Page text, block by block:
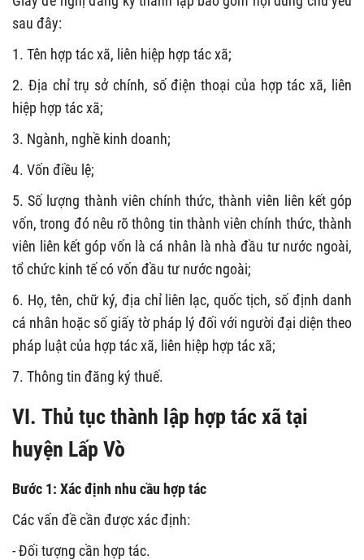
sau đây:
1. Tên hợp tác xã, liên hiệp hợp tác xã;
2. Địa chỉ trụ sở chính, số điện thoại của hợp tác xã, liên
hiệp hợp tác xã;
3. Ngành, nghề kinh doanh;
4. Vốn điều lệ;
5. Số lượng thành viên chính thức, thành viên liên kết góp
vốn, trong đó nêu rõ thông tin thành viên chính thức, thành
viên liên kết góp vốn là cá nhân là nhà đầu tư nước ngoài,
tổ chức kinh tế có vốn đầu tư nước ngoài;
6. Họ, tên, chữ ký, địa chỉ liên lạc, quốc tịch, số định danh
cá nhân hoặc số giấy tờ pháp lý đối với người đại diện theo
pháp luật của hợp tác xã, liên hiệp hợp tác xã;
7. Thông tin đăng ký thuế.
VI. Thủ tục thành lập hợp tác xã tại
huyện Lấp Vò
Bước 1: Xác định nhu cầu hợp tác
Các vấn đề cần được xác định:
- Đối tượng cần hợp tác.